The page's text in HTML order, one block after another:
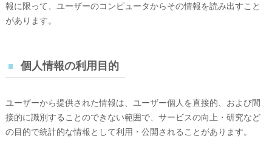
報に限って、ユーザーのコンピュータからその情報を読み出すこと
があります。
個人情報の利用目的
ユーザーから提供された情報は、ユーザー個人を直接的、および間
接的に識別することのできない範囲で、サービスの向上・研究など
の目的で統計的な情報として利用・公開されることがあります。